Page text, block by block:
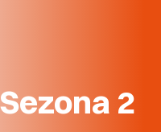
Sezona 2